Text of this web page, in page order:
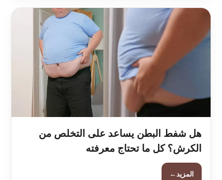
هل شفط البطن يساعد على التخلص من
الكرش؟ كل ما تحتاج معرفته
المزيد←